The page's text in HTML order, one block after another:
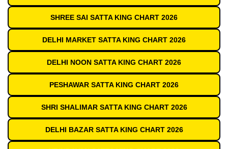
SHREE SAI SATTA KING CHART 2026
DELHI MARKET SATTA KING CHART 2026
DELHI NOON SATTA KING CHART 2026
PESHAWAR SATTA KING CHART 2026
SHRI SHALIMAR SATTA KING CHART 2026
DELHI BAZAR SATTA KING CHART 2026